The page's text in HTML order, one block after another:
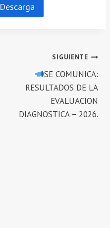
Descarga
SIGUIENTE
SE COMUNICA:
RESULTADOS DE LA
EVALUACION
DIAGNOSTICA – 2026.